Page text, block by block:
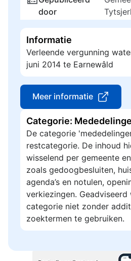
door
Informatie
Verleende vergunning
juni 2014 te Earnewâld
Meer informatie
Categorie:
De categorie
restcategorie. De inhoud
wisselend per gemeente
zoals gedoogbesluiten,
agenda’s en notulen,
verkiezingen.
categorie niet zonder
zoektermen te gebruiken.